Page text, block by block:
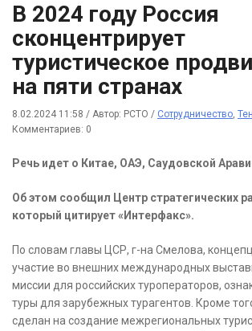
В 2024 году Россия
сконцентрирует
туристическое
на пяти странах
8.02.2024 11:58 / Автор: РСТО / Сотрудничество,
Комментариев: 0
Речь идет о Китае, ОАЭ, Саудовской
Об этом сообщил Центр стратегических
который цитирует «Интерфакс».
По словам главы ЦСР, г-на Смелова,
участие во внешних международных
миссии для российских туроператоров,
туры для зарубежных турагентов. Кроме
сделан на создание межрегиональных